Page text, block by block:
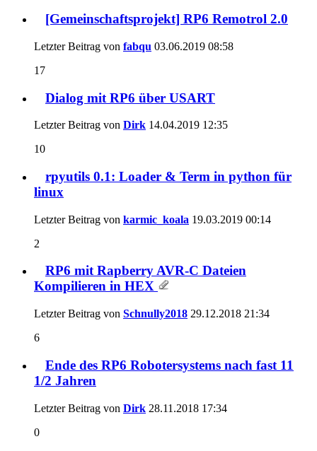
[Gemeinschaftsprojekt] RP6 Remotrol 2.0
Letzter Beitrag von fabqu 03.06.2019 08:58
17
Dialog mit RP6 über USART
Letzter Beitrag von Dirk 14.04.2019 12:35
10
rpyutils 0.1: Loader & Term in python für
linux
Letzter Beitrag von karmic_koala 19.03.2019 00:14
2
RP6 mit Rapberry AVR-C Dateien
Kompilieren in HEX
Letzter Beitrag von Schnully2018 29.12.2018 21:34
6
Ende des RP6 Robotersystems nach fast 11
1/2 Jahren
Letzter Beitrag von Dirk 28.11.2018 17:34
0